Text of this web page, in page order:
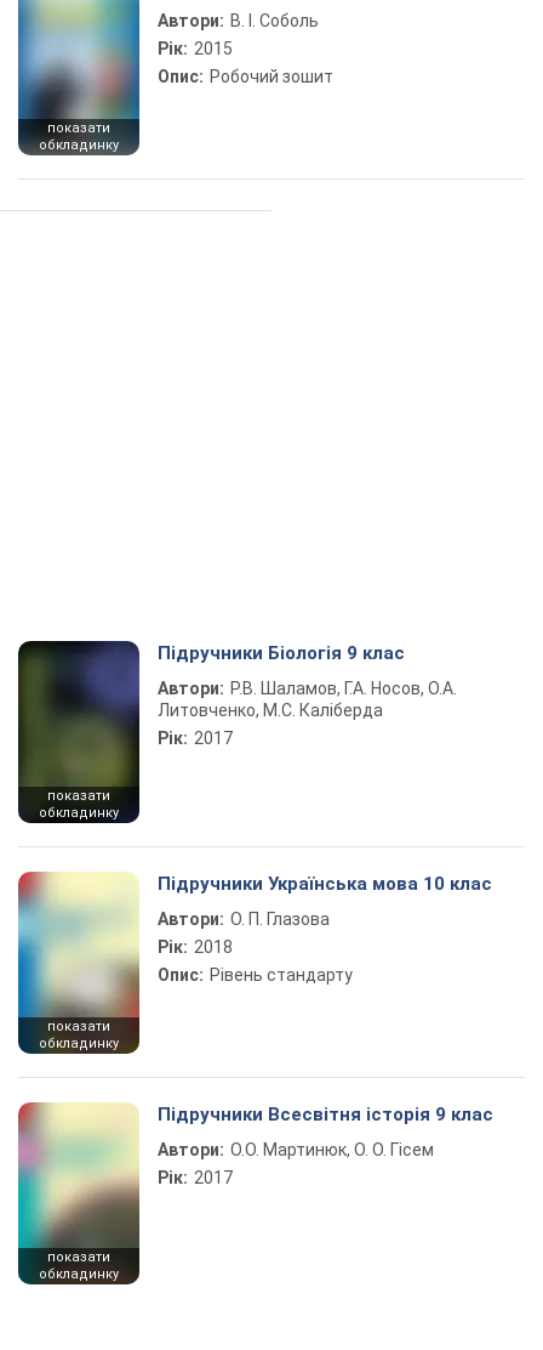
показати
обкладинку
Автори: В. І. Соболь
Рік: 2015
Опис: Робочий зошит
показати
обкладинку
Підручники Біологія 9 клас
Автори: Р.В. Шаламов, Г.А. Носов, О.А.
Литовченко, М.С. Каліберда
Рік: 2017
показати
обкладинку
Підручники Українська мова 10 клас
Автори: О. П. Глазова
Рік: 2018
Опис: Рівень стандарту
показати
обкладинку
Підручники Всесвітня історія 9 клас
Автори: О.О. Мартинюк, О. О. Гісем
Рік: 2017